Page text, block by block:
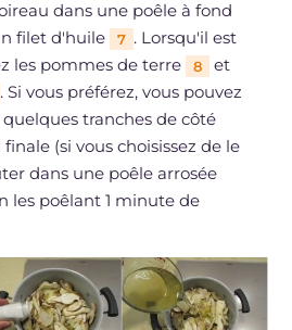
dans une poêle à fond
filet d'huile
7 . Lorsqu'il est
les pommes de terre
8
et
. Si vous préférez, vous pouvez
tranches de côté
(si vous choisissez de le
dans une poêle arrosée
les poêlant 1 minute de